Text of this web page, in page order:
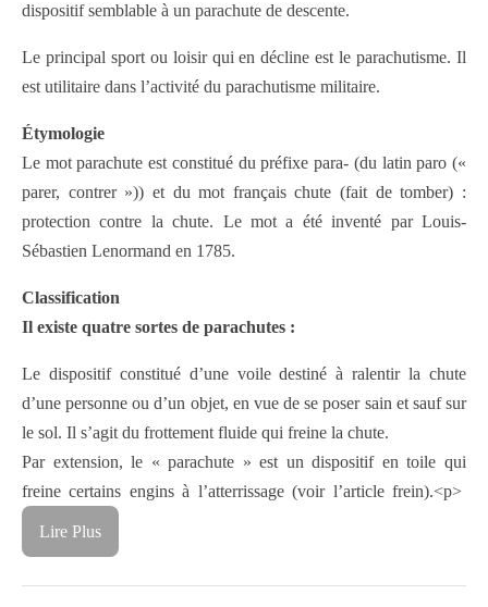
dispositif semblable à un parachute de descente.
Le principal sport ou loisir qui en décline est le parachutisme. Il
est utilitaire dans l’activité du parachutisme militaire.
Étymologie
Le mot parachute est constitué du préfixe para- (du latin paro («
parer, contrer »)) et du mot français chute (fait de tomber) :
protection contre la chute. Le mot a été inventé par Louis-
Sébastien Lenormand en 1785.
Classification
Il existe quatre sortes de parachutes :
Le dispositif constitué d’une voile destiné à ralentir la chute
d’une personne ou d’un objet, en vue de se poser sain et sauf sur
le sol. Il s’agit du frottement fluide qui freine la chute.
Par extension, le « parachute » est un dispositif en toile qui
freine certains engins à l’atterrissage (voir l’article frein).<p>
Lire Plus